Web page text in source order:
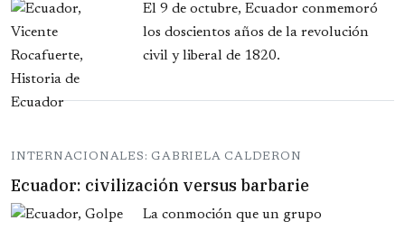
El 9 de octubre, Ecuador conmemoró
los doscientos años de la revolución
civil y liberal de 1820.
INTERNACIONALES: GABRIELA CALDERON
Ecuador: civilización versus barbarie
La conmoción que un grupo